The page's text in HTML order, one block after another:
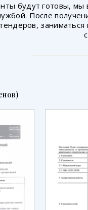
будут готовы,
После